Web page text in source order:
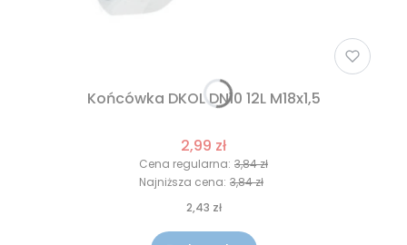
Końcówka DKOL DN10 12L M18x1,5
2,99 zł
Cena regularna: 3,84 zł
Najniższa cena: 3,84 zł
2,43 zł